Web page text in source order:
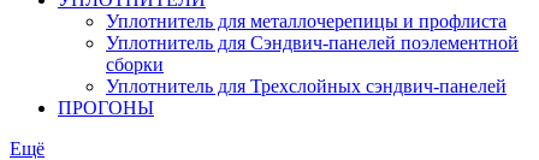
Уплотнитель для металлочерепицы и профлиста
Уплотнитель для Сэндвич-панелей поэлементной
сборки
Уплотнитель для Трехслойных сэндвич-панелей
ПРОГОНЫ
Ещё